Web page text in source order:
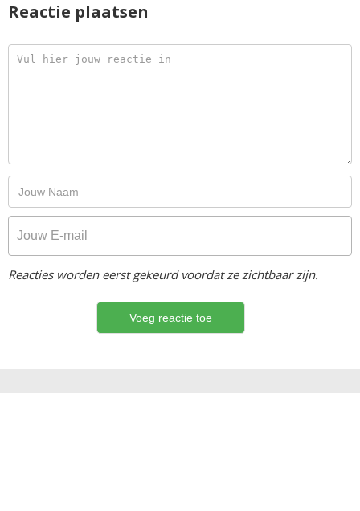
Reactie plaatsen
Reacties worden eerst gekeurd voordat ze zichtbaar zijn.